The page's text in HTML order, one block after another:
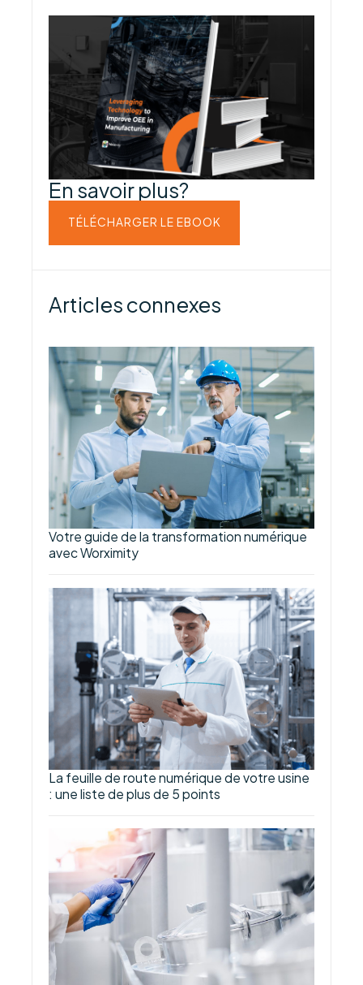
En savoir plus?
TÉLÉCHARGER LE EBOOK
Articles connexes
Votre guide de la transformation numérique
avec Worximity
La feuille de route numérique de votre usine
: une liste de plus de 5 points